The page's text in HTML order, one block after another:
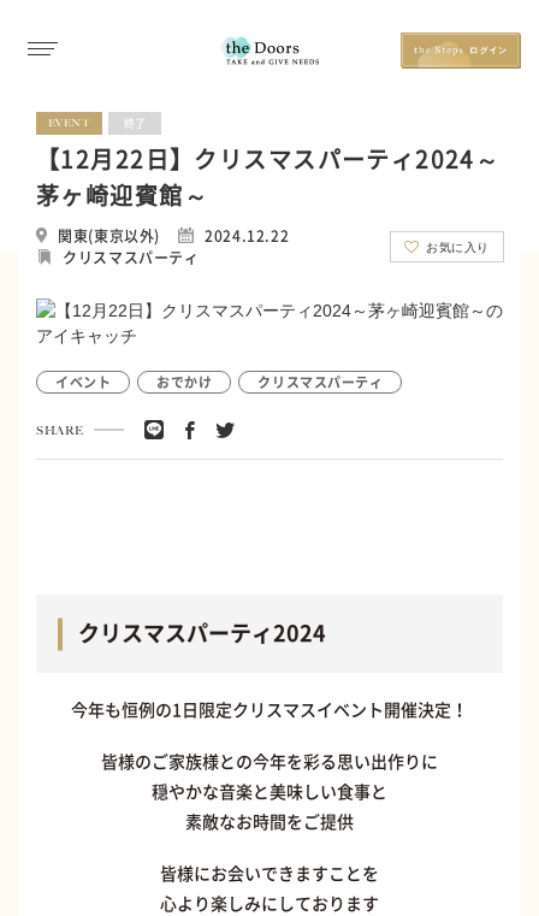
EVENT 終了
【12月22日】クリスマスパーティ2024～
茅ヶ崎迎賓館～
関東(東京以外)
2024.12.22
クリスマスパーティ
お気に入り
イベント おでかけ クリスマスパーティ
SHARE
クリスマスパーティ2024
今年も恒例の1日限定クリスマスイベント開催決定！
皆様のご家族様との今年を彩る思い出作りに
穏やかな音楽と美味しい食事と
素敵なお時間をご提供
皆様にお会いできますことを
心より楽しみにしております